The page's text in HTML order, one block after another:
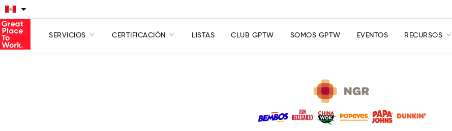
SERVICIOS CERTIFICACIÓN LISTAS CLUB GPTW SOMOS GPTW EVENTOS RECURSOS